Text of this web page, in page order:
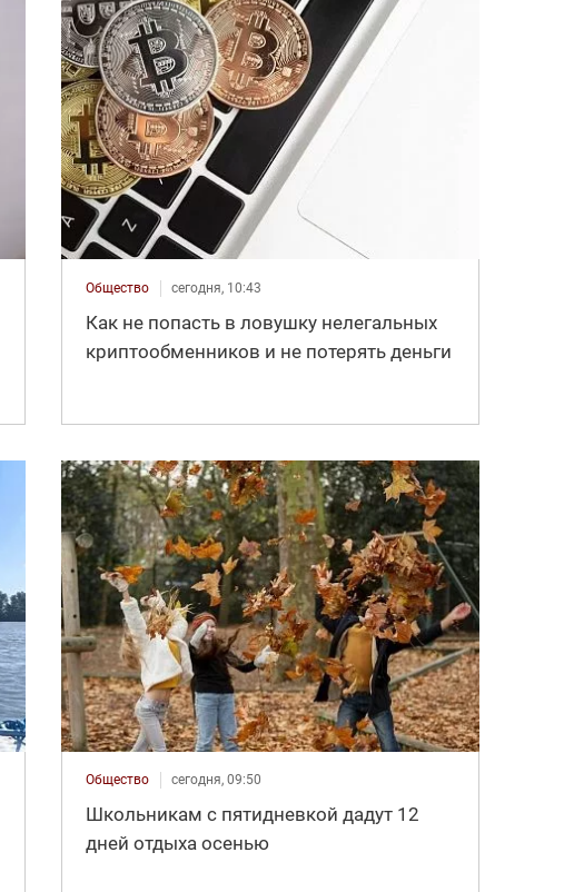
Общество сегодня, 10:43
Как не попасть в ловушку нелегальных
криптообменников и не потерять деньги
Общество сегодня, 09:50
Школьникам с пятидневкой дадут 12
дней отдыха осенью